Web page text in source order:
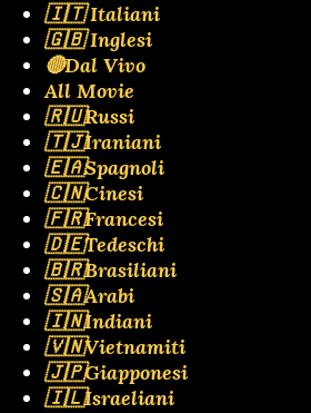
🇮🇹 Italiani
🇬🇧 Inglesi
🔴Dal Vivo
All Movie
🇷🇺Russi
🇹🇯Iraniani
🇪🇦Spagnoli
🇨🇳Cinesi
🇫🇷Francesi
🇩🇪Tedeschi
🇧🇷Brasiliani
🇸🇦Arabi
🇮🇳Indiani
🇻🇳Vietnamiti
🇯🇵Giapponesi
🇮🇱Israeliani